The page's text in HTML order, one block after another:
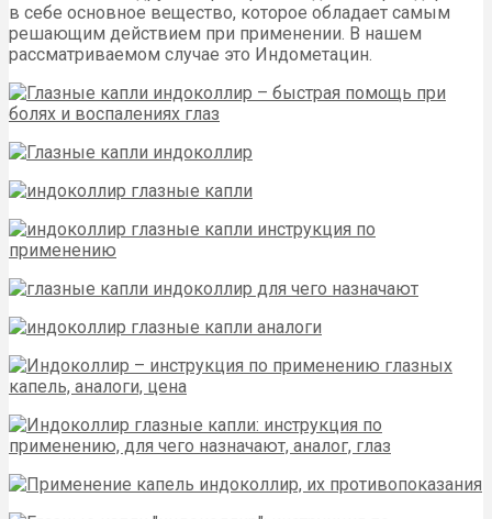
в себе основное вещество, которое обладает самым
решающим действием при применении. В нашем
рассматриваемом случае это Индометацин.